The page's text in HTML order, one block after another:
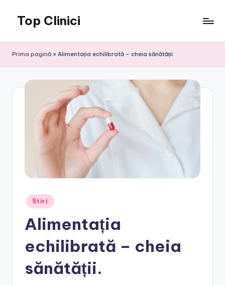
content
Top Clinici
Prima pagină » Alimentația echilibrată – cheia sănătății.
Posted
in
Stiri
Alimentația
echilibrată – cheia
sănătății.